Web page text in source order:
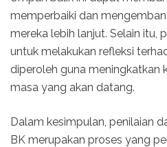
memperbaiki dan
mereka lebih lanjut. Selain itu,
untuk melakukan refleksi
diperoleh guna meningkatkan
masa yang akan datang.
Dalam kesimpulan, penilaian
BK merupakan proses yang